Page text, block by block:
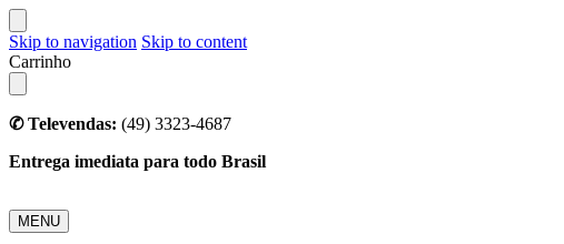
Skip to navigation Skip to content
Carrinho
✆ Televendas: (49) 3323-4687
Entrega imediata para todo Brasil
MENU